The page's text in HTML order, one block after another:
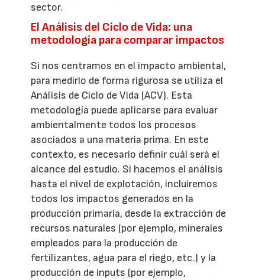
sector.
El Análisis del Ciclo de Vida: una
metodología para comparar impactos
Si nos centramos en el impacto ambiental,
para medirlo de forma rigurosa se utiliza el
Análisis de Ciclo de Vida (ACV). Esta
metodología puede aplicarse para evaluar
ambientalmente todos los procesos
asociados a una materia prima. En este
contexto, es necesario definir cuál será el
alcance del estudio. Si hacemos el análisis
hasta el nivel de explotación, incluiremos
todos los impactos generados en la
producción primaria, desde la extracción de
recursos naturales (por ejemplo, minerales
empleados para la producción de
fertilizantes, agua para el riego, etc.) y la
producción de inputs (por ejemplo,